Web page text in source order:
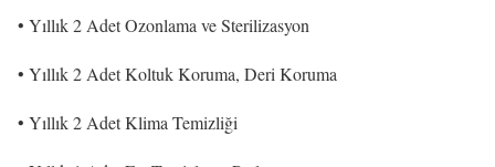
• Yıllık 2 Adet Ozonlama ve Sterilizasyon
• Yıllık 2 Adet Koltuk Koruma, Deri Koruma
• Yıllık 2 Adet Klima Temizliği